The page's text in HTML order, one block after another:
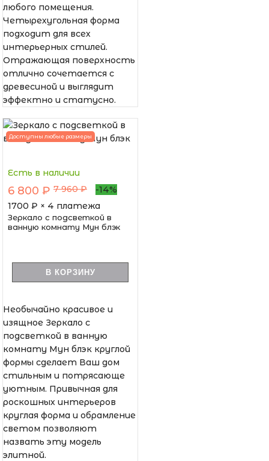
любого помещения.
Четырехугольная форма
подходит для всех
интерьерных стилей.
Отражающая поверхность
отлично сочетается с
древесиной и выглядит
эффектно и статусно.
Доступны любые размеры
Есть в наличии
6 800 ₽ 7 960 ₽
-14%
1700 ₽ × 4 платежа
Зеркало с подсветкой в
ванную комнату Мун блэк
В КОРЗИНУ
Необычайно красивое и
изящное Зеркало с
подсветкой в ванную
комнату Мун блэк круглой
формы сделает Ваш дом
стильным и потрясающе
уютным. Привычная для
роскошных интерьеров
круглая форма и обрамление
светом позволяют
назвать эту модель
элитной.